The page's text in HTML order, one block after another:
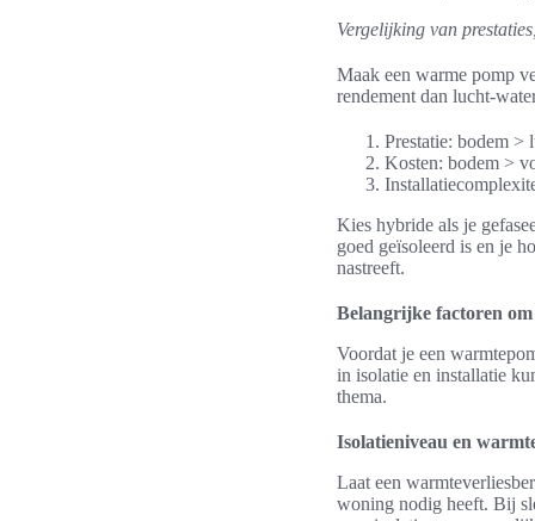
Vergelijking van
Maak een warme pomp
rendement dan lucht-
Prestatie: bodem
Kosten: bodem >
Kies hybride als je
goed geïsoleerd is en je
nastreeft.
Belangrijke factoren
Voordat je een
in isolatie en installatie
thema.
Isolatieniveau en
Laat een
woning nodig heeft. Bij